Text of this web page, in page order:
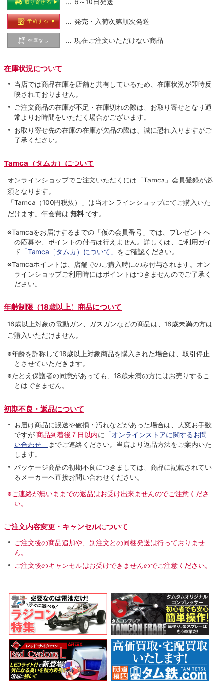
取り寄せる … 6～10日発送
予約する … 発売・入荷次第順次発送
在庫なし … 現在ご注文いただけない商品
在庫状況について
当店では商品在庫を店舗と共有しているため、在庫状況が即時反
映されておりません。
ご注文商品の在庫が不足・在庫切れの際は、お取り寄せとなり通
常よりお時間をいただく場合がございます。
お取り寄せ先の在庫の在庫が欠品の際は、誠に恐れ入りますがご
了承ください。
Tamca（タムカ）について
オンラインショップでご注⽂いただくには「Tamca」会員登録が必
須となります。
「Tamca （100円税抜）
」は当オンラインショップにてご購⼊いた
だけます。 年会費は 無料 です。
※Tamcaをお届けするまでの「仮の会員番号」では、プレゼントへ
の応募や、ポイントの付与は⾏えません。詳しくは、ご利⽤ガイ
ド 「Tamca（タムカ）について」 をご確認ください。
※Tamcaポイントは、店舗でのご購⼊時にのみ付与されます。オン
ラインショップご利用時にはポイントはつきませんのでご了承く
ださい。
年齢制限（18歳以上）商品について
18歳以上対象の電動ガン、ガスガンなどの商品は、18歳未満の方は
ご購入いただけません。
※年齢を詐称して18歳以上対象商品を購入された場合は、取引停止
とさせていただきます。
※たとえ保護者の同意があっても、18歳未満の方にはお売りするこ
とはできません。
初期不良・返品について
お届け商品に誤送や破損・汚れなどがあった場合は、大変お手数
ですが 商品到着後７日以内に 「オンラインストアに関するお問
い合わせ」
までご連絡ください。当店より返品方法をご案内いた
します。
パッケージ商品の初期不良につきましては、商品に記載されてい
るメーカーへ直接お問い合わせください。
※ご連絡が無いままでの返品はお受け出来ませんのでご注意くださ
い。
ご注文内容変更・キャンセルについて
ご注文後の商品追加や、別注文との同梱発送は行っておりませ
ん。
ご注文後のキャンセルはお受けできませんのでご注意ください。